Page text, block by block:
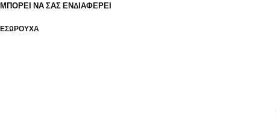
ΜΠΟΡΕΊ ΝΑ ΣΑΣ ΕΝΔΙΑΦΈΡΕΙ
ΕΣΏΡΟΥΧΑ